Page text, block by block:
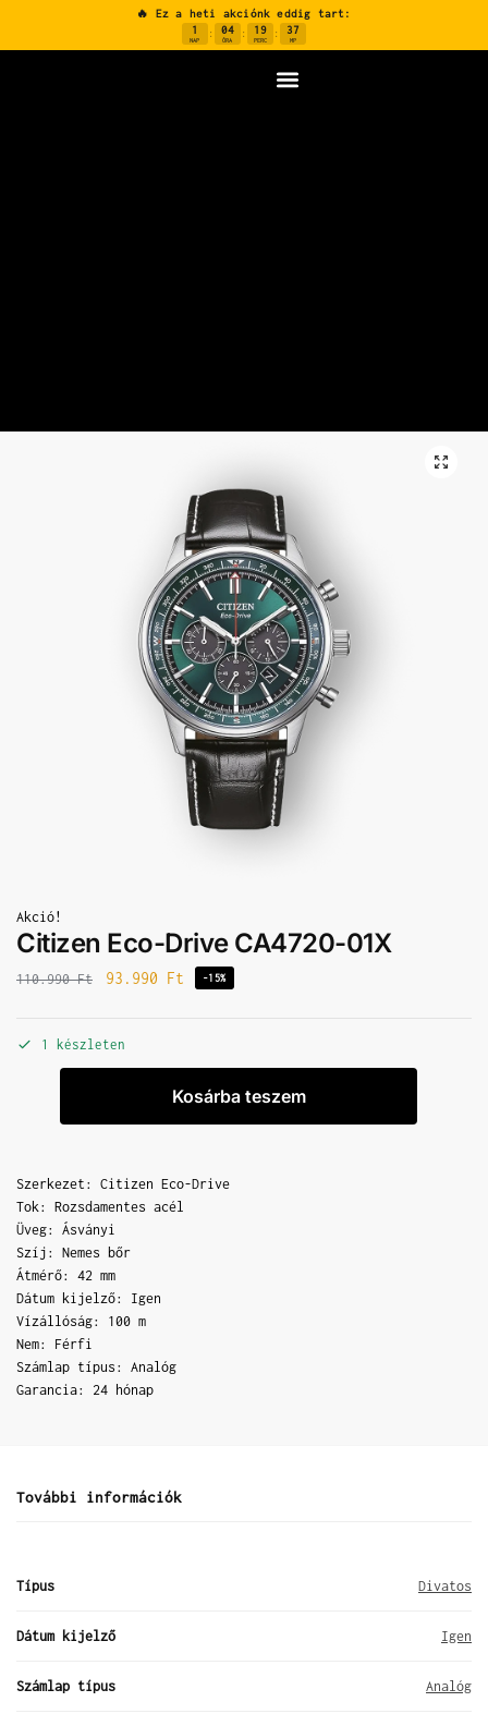
🔥 Ez a heti akciónk eddig tart:
1
NAP
: 04
ÓRA
: 19
PERC
: 36
MP
Akció!
Citizen Eco-Drive CA4720-01X
110.990Ft 93.990 Ft -15%
1 készleten
Kosárba teszem
Szerkezet: Citizen Eco-Drive
Tok: Rozsdamentes acél
Üveg: Ásványi
Szíj: Nemes bőr
Átmérő: 42 mm
Dátum kijelző: Igen
Vízállóság: 100 m
Nem: Férfi
Számlap típus: Analóg
Garancia: 24 hónap
További információk
Típus Divatos
Dátum kijelző Igen
Számlap típus Analóg